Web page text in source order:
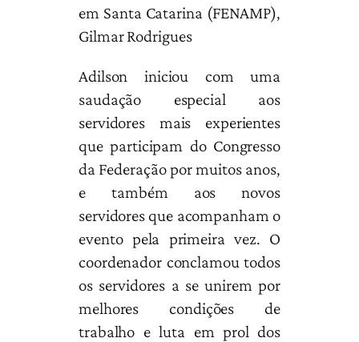
em Santa Catarina (FENAMP),
Gilmar Rodrigues
Adilson iniciou com uma
saudação especial aos
servidores mais experientes
que participam do Congresso
da Federação por muitos anos,
e também aos novos
servidores que acompanham o
evento pela primeira vez. O
coordenador conclamou todos
os servidores a se unirem por
melhores condições de
trabalho e luta em prol dos